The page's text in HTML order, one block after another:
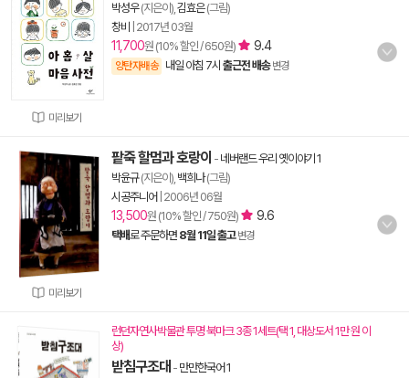
미리보기
박성우(지은이), 김효은(그림)
창비
2017년 03월
11,700원 (10% 할인 / 650원) 9.4
양탄자배송 내일 아침 7시 출근전 배송 변경
미리보기
팥죽 할멈과 호랑이 - 네버랜드 우리 옛이야기 1
박윤규(지은이), 백희나(그림)
시공주니어 2006년 06월
13,500원 (10% 할인 / 750원) 9.6
택배로 주문하면 8월 11일 출고 변경
런던자연사박물관 투명 북마크 3종 1세트(택 1, 대상도서 1만 원 이
상)
받침구조대 - 만만한국어 1